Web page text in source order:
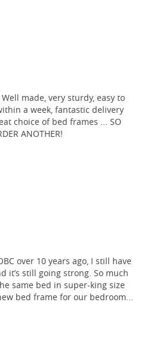
made, very sturdy, easy to
a week, fantastic delivery
choice of bed frames ... SO
ANOTHER!
over 10 years ago, I still have
it’s still going strong. So much
same bed in super-king size
bed frame for our bedroom...